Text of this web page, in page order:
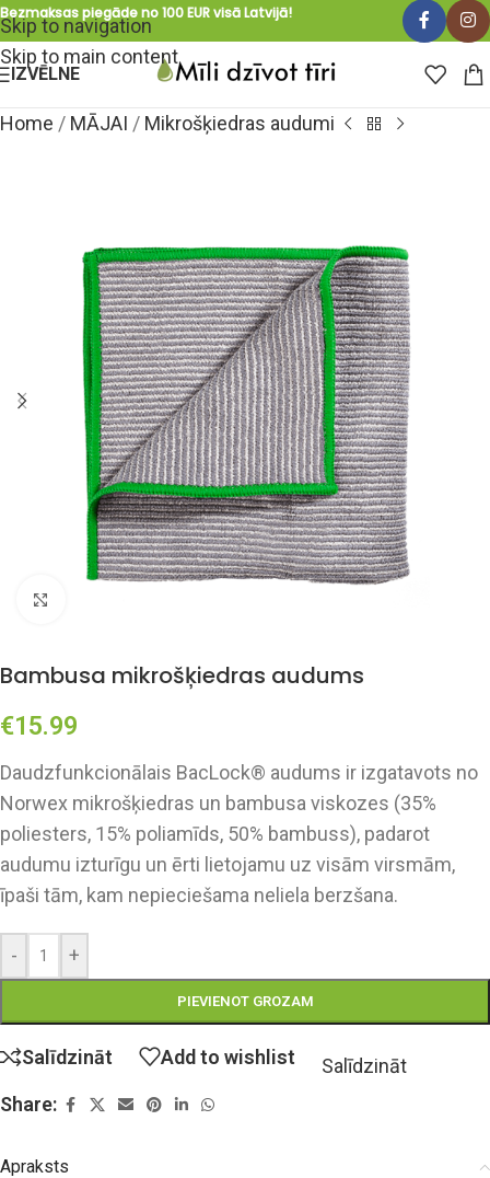
Skip to navigation
Skip to main content
Bezmaksas piegāde no 100 EUR visā Latvijā!
IZVĒLNE
Home / MĀJAI / Mikrošķiedras audumi
Bambusa mikrošķiedras audums
€15.99
Daudzfunkcionālais BacLock® audums ir izgatavots no
Norwex mikrošķiedras un bambusa viskozes (35%
poliesters, 15% poliamīds, 50% bambuss), padarot
audumu izturīgu un ērti lietojamu uz visām virsmām,
īpaši tām, kam nepieciešama neliela berzšana.
- +
PIEVIENOT GROZAM
Salīdzināt Add to wishlist
Salīdzināt
Share:
Apraksts